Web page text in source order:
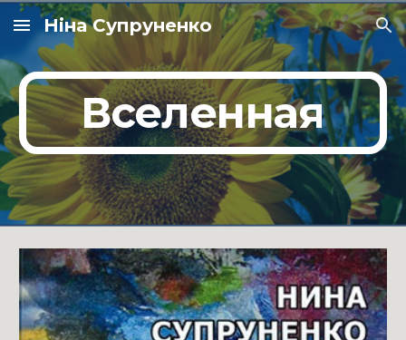
Skip to main content Skip to navigation
Ніна Супруненко
Вселенная